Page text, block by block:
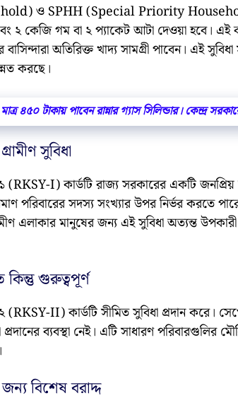
ও SPHH (Special Priority Household)
২ কেজি গম বা ২ প্যাকেট আটা দেওয়া হবে। এই
অতিরিক্ত খাদ্য সামগ্রী পাবেন। এই
করছে।
মাত্র ৪৫০ টাকায় পাবেন রান্নার গ্যাস সিলিন্ডার। কেন্দ্র
সুবিধা
১ (RKSY-I) কার্ডটি রাজ্য সরকারের একটি জনপ্রিয়
পরিবারের সদস্য সংখ্যার উপর নির্ভর করতে
এলাকার মানুষের জন্য এই সুবিধা অত্যন্ত
গুরুত্বপূর্ণ
২ (RKSY-II) কার্ডটি সীমিত সুবিধা প্রদান করে।
ব্যবস্থা নেই। এটি সাধারণ পরিবারগুলির
বিশেষ বরাদ্দ